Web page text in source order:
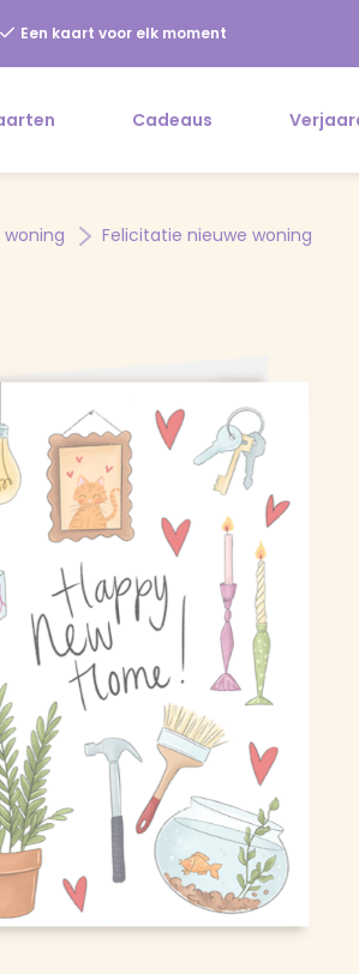
Een kaart voor elk moment
Cadeaus
woning Felicitatie nieuwe woning